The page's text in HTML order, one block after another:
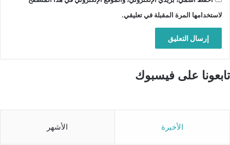
لاستخدامها المرة المقبلة في تعليقي.
تابعونا على فيسبوك
الأخيرة الأشهر